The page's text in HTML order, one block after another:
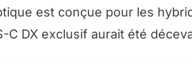
est conçue pour les
C DX exclusif aurait été